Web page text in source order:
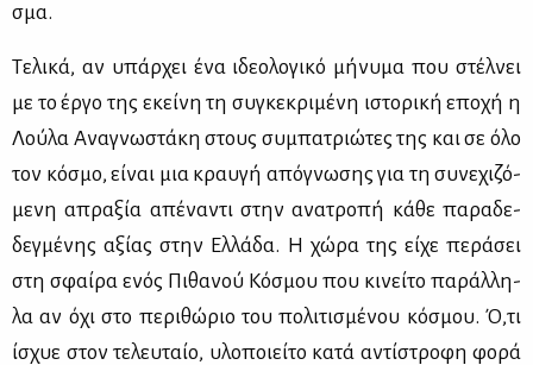
σμα.
Τε­λι­κά, αν υπάρ­χει ένα ιδε­ο­λο­γι­κό μή­νυ­μα που στέλ­νει
με το έρ­γο της εκεί­νη τη συ­γκε­κρι­μέ­νη ιστο­ρι­κή επο­χή η
Λού­λα Ανα­γνω­στά­κη στους συ­μπα­τριώ­τες της και σε όλο
τον κό­σμο, εί­ναι μια κραυ­γή από­γνω­σης για τη συ­νε­χι­ζό­
με­νη απρα­ξία απέ­να­ντι στην ανα­τρο­πή κά­θε πα­ρα­δε­
δεγ­μέ­νης αξί­ας στην Ελ­λά­δα. Η χώ­ρα της εί­χε πε­ρά­σει
στη σφαί­ρα ενός Πι­θα­νού Κό­σμου που κι­νεί­το πα­ράλ­λη­
λα αν όχι στο πε­ρι­θώ­ριο του πο­λι­τι­σμέ­νου κό­σμου. Ό,τι
ίσχυε στον τε­λευ­ταίο, υλο­ποιεί­το κα­τά αντί­στρο­φη φο­ρά